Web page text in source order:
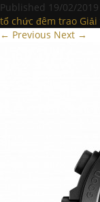
Published 19/02/2019
tổ chức đêm trao
← Previous Next →